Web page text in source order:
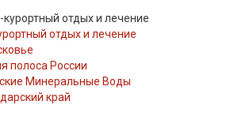
отдых и лечение
полоса России
Минеральные Воды
край